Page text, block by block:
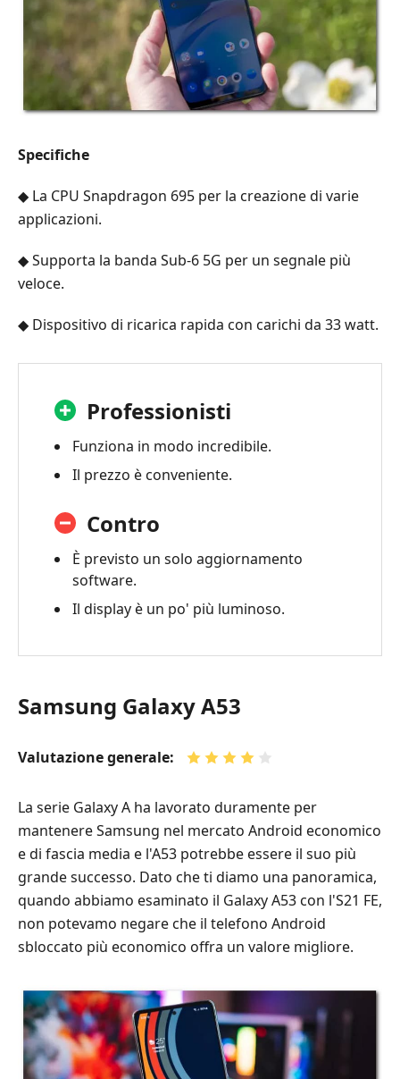
Specifiche
◆ La CPU Snapdragon 695 per la creazione di varie
applicazioni.
◆ Supporta la banda Sub-6 5G per un segnale più
veloce.
◆ Dispositivo di ricarica rapida con carichi da 33 watt.
Professionisti
Funziona in modo incredibile.
Il prezzo è conveniente.
Contro
È previsto un solo aggiornamento
software.
Il display è un po' più luminoso.
Samsung Galaxy A53
Valutazione generale:
La serie Galaxy A ha lavorato duramente per
mantenere Samsung nel mercato Android economico
e di fascia media e l'A53 potrebbe essere il suo più
grande successo. Dato che ti diamo una panoramica,
quando abbiamo esaminato il Galaxy A53 con l'S21 FE,
non potevamo negare che il telefono Android
sbloccato più economico offra un valore migliore.